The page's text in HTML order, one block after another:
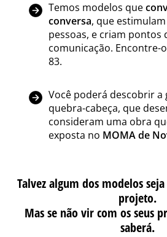
Temos modelos que
conversa, que
pessoas, e criam pontos
comunicação. Encontre-
83.
Você poderá descobrir a
quebra-cabeça, que
consideram uma obra
exposta no MOMA de
Talvez algum dos modelos
projeto.
Mas se não vir com os seus
saberá.